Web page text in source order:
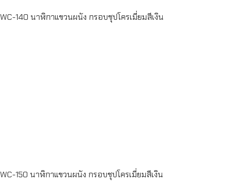
WC-140 นาฬิกาแขวนผนัง กรอบชุปโครเมี่ยมสีเงิน
WC-150 นาฬิกาแขวนผนัง กรอบชุปโครเมี่ยมสีเงิน